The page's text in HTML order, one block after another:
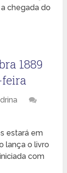
chegada do
1889
estará em
lança o livro
com